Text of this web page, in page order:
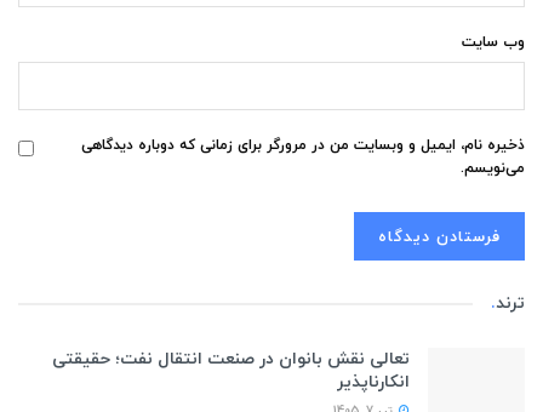
وب‌ سایت
ذخیره نام، ایمیل و وبسایت من در مرورگر برای زمانی که دوباره دیدگاهی
می‌نویسم.
ترند.
تعالی نقش بانوان در صنعت انتقال نفت؛ حقیقتی
انکارناپذیر